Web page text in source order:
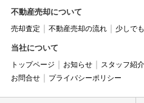
不動産売却について
売却査定 不動産売却の流れ 少しで
当社について
トップページ お知らせ スタッフ紹介
お問合せ
プライバシーポリシー